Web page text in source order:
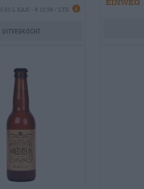
0,50 L KAN - € 10,98 / LTR
Uitverkocht